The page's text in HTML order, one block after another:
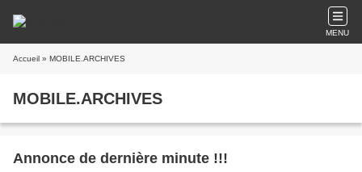
MENU
Accueil » MOBILE.ARCHIVES
MOBILE.ARCHIVES
Annonce de dernière minute !!!